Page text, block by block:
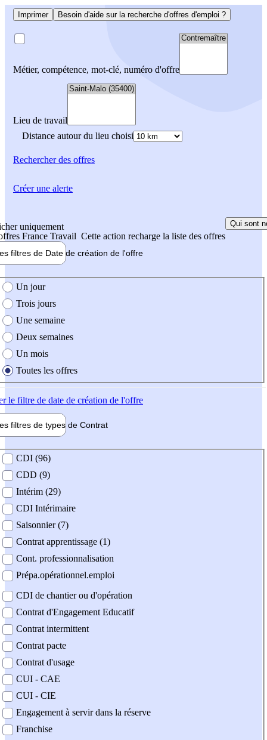
Imprimer Besoin d'aide sur la recherche d'offres d'emploi ?
Métier, compétence, mot-clé, numéro d'offre
Lieu de travail
Distance autour du lieu choisi
Rechercherdes offres
uniquement
France Travail Cette action recharge la liste des offres
Qui sont
filtres de Date de création de l'offre
création de l'offre
Un jour
Trois jours
Une semaine
Deux semaines
Un mois
Toutes les offres
le filtre de date de création de l'offre
filtres de types de Contrat
contrat
CDI (96)
CDD (9)
Intérim (29)
CDI Intérimaire
Saisonnier (7)
Contrat apprentissage (1)
Cont. professionnalisation
Prépa.opérationnel.emploi
CDI de chantier ou d'opération
Contrat d'Engagement Educatif
Contrat intermittent
Contrat pacte
Contrat d'usage
CUI - CAE
CUI - CIE
Engagement à servir dans la réserve
Franchise
Créer une alerte